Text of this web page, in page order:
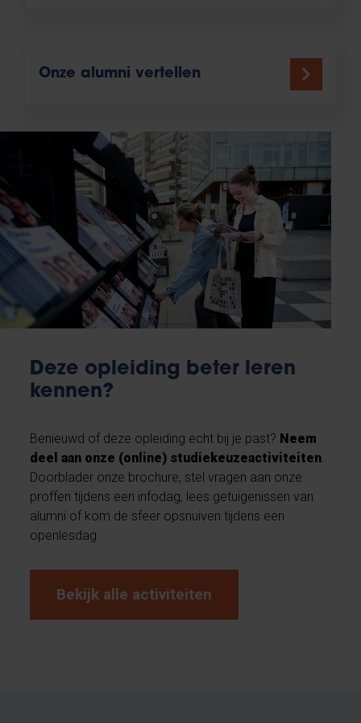
Onze alumni vertellen
Deze opleiding beter leren
kennen?
Benieuwd of deze opleiding echt bij je past? Neem
deel aan onze (online) studiekeuzeactiviteiten.
Doorblader onze brochure, stel vragen aan onze
proffen tijdens een infodag, lees getuigenissen van
alumni of kom de sfeer opsnuiven tijdens een
openlesdag.
Bekijk alle activiteiten